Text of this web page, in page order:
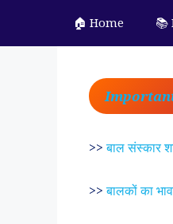
🏠 Home 📚
>>बाल संस्कार
>>बालकों का